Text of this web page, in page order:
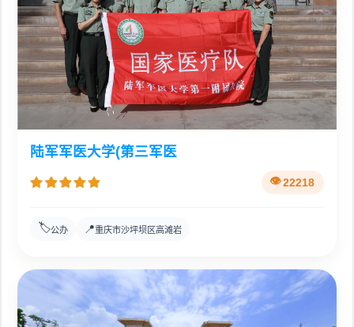
陆军军医大学(第三军医
22218
🏷️公办 📍重庆市沙坪坝区高滩岩